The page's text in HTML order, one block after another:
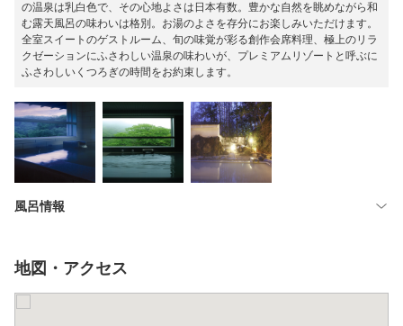
の温泉は乳白色で、その心地よさは日本有数。豊かな自然を眺めながら和
む露天風呂の味わいは格別。お湯のよさを存分にお楽しみいただけます。
全室スイートのゲストルーム、旬の味覚が彩る創作会席料理、極上のリラ
クゼーションにふさわしい温泉の味わいが、プレミアムリゾートと呼ぶに
ふさわしいくつろぎの時間をお約束します。
風呂情報
地図・アクセス